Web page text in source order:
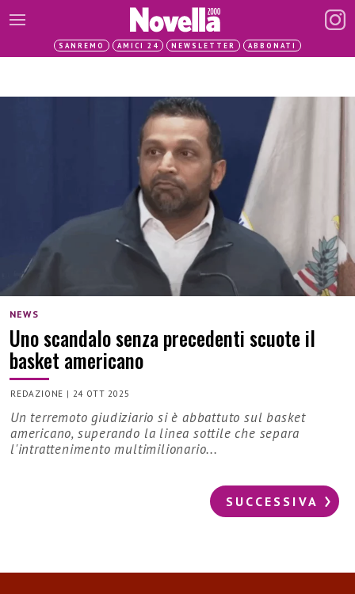
SANREMO AMICI 24 NEWSLETTER ABBONATI
NEWS
Uno scandalo senza precedenti scuote il
basket americano
REDAZIONE | 24 OTT 2025
Un terremoto giudiziario si è abbattuto sul basket
americano, superando la linea sottile che separa
l'intrattenimento multimilionario...
SUCCESSIVA